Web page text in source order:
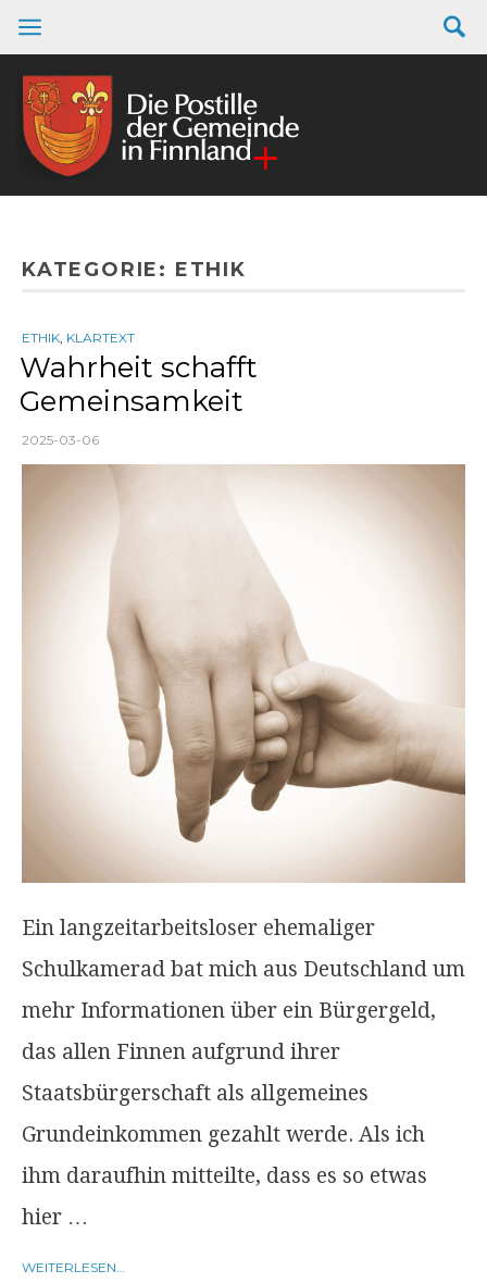
KATEGORIE: ETHIK
ETHIK, KLARTEXT
Wahrheit schafft
Gemeinsamkeit
2025-03-06
Ein langzeitarbeitsloser ehemaliger
Schulkamerad bat mich aus Deutschland um
mehr Informationen über ein Bürgergeld,
das allen Finnen aufgrund ihrer
Staatsbürgerschaft als allgemeines
Grundeinkommen gezahlt werde. Als ich
ihm daraufhin mitteilte, dass es so etwas
hier …
WEITERLESEN…